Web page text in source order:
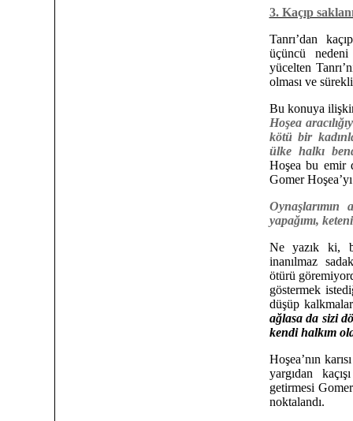
3. Kaçıp
Tanrı’dan
üçüncü
yücelten
olması ve
Bu konuya
Hoşea
kötü bir
ülke halkı
Hoşea bu emir
Gomer
Oynaşlarımın
yapağımı,
Ne yazık ki,
inanılmaz
ötürü
göstermek
düşüp
ağlasa da sizi
kendi halkım
Hoşea’nın
yargıdan
getirmesi
noktalandı.